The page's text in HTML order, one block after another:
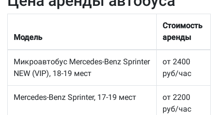
Модель
Стоимость
аренды
Микроавтобус Mercedes-Benz Sprinter
NEW (VIP), 18-19 мест
от 2400
руб/час
Mercedes-Benz Sprinter, 17-19 мест
от 2200
руб/час